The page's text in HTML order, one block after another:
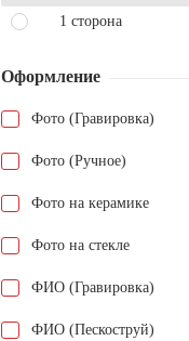
1 сторона
Оформление
Фото (Гравировка)
Фото (Ручное)
Фото на керамике
Фото на стекле
ФИО (Гравировка)
ФИО (Пескоструй)